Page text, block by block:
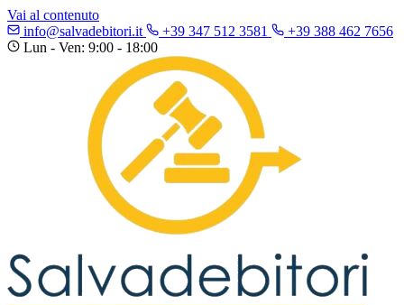
Vai al contenuto
info@salvadebitori.it
+39 347 512 3581
+39 388 462 7656
Lun - Ven: 9:00 - 18:00